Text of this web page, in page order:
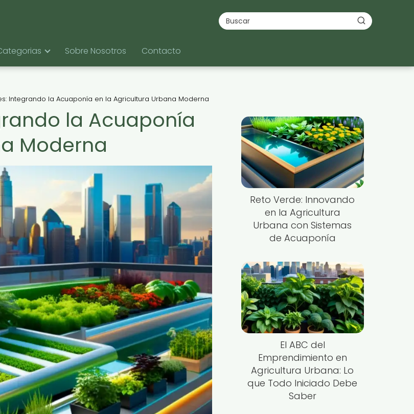
Sobre Nosotros Contacto
Integrando la Acuaponía en la Agricultura Urbana Moderna
la Acuaponía
Moderna
Reto Verde: Innovando
en la Agricultura
Urbana con Sistemas
de Acuaponía
El ABC del
Emprendimiento en
Agricultura Urbana: Lo
que Todo Iniciado Debe
Saber